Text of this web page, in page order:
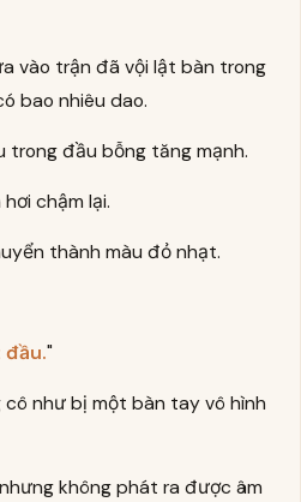
vào trận đã vội lật bàn trong
bao nhiêu dao.
trong đầu bỗng tăng mạnh.
chậm lại.
thành màu đỏ nhạt.
"
cô như bị một bàn tay vô hình
không phát ra được âm